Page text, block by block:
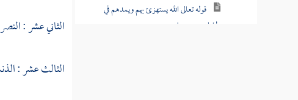
قوله تعالى الله يستهزئ بهم ويمدهم في
طغيانهم يعمهون
الثاني عشر :
الثالث عشر :